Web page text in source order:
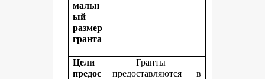
мальн
ый
размер
гранта
Цели
предос
Гранты
предоставляются в